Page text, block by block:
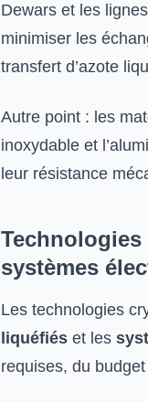
Dewars et les
minimiser les
transfert d’azote
Autre point : les
inoxydable et
leur résistance
systèmes
Les technologies
liquéfiés et les
requises, du